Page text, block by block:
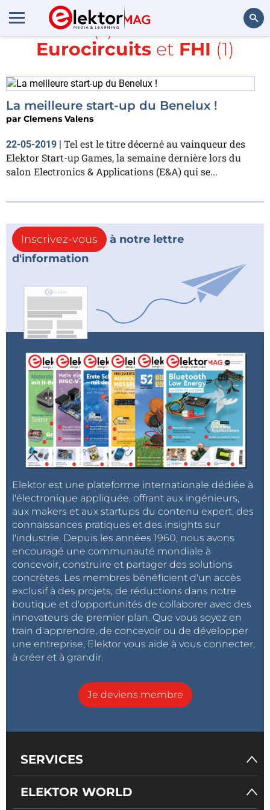
Rechercher
Article(s) avec la balise
Eurocircuitset FHI (1)
La meilleure start-up du Benelux !
par Clemens Valens
22-05-2019 | Tel est le titre décerné au vainqueur des
Elektor Start-up Games, la semaine dernière lors du
salon Electronics & Applications (E&A) qui se...
Inscrivez-vous
à notre lettre
d'information
Elektor est une plateforme internationale dédiée à
l'électronique appliquée, offrant aux ingénieurs,
aux makers et aux startups du contenu expert, des
connaissances pratiques et des insights sur
l'industrie. Depuis les années 1960, nous avons
encouragé une communauté mondiale à
concevoir, construire et partager des solutions
concrètes. Les membres bénéficient d'un accès
exclusif à des projets, de réductions dans notre
boutique et d'opportunités de collaborer avec des
innovateurs de premier plan. Que vous soyez en
train d'apprendre, de concevoir ou de développer
une entreprise, Elektor vous aide à vous connecter,
à créer et à grandir.
Je deviens membre
SERVICES
ELEKTOR WORLD